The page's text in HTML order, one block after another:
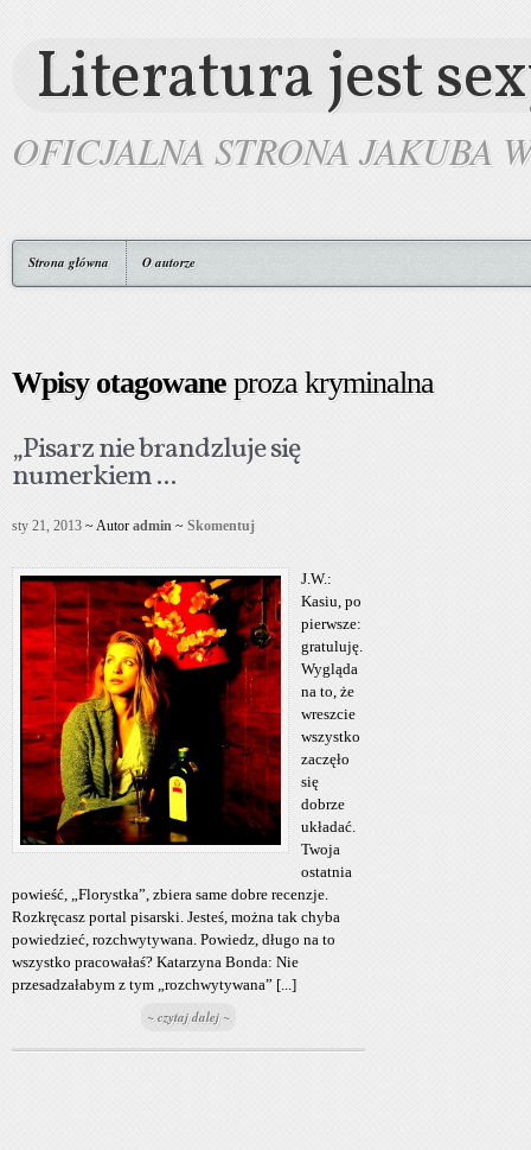
Literatura jest
OFICJALNA STRONA JAKUBA
Strona główna O autorze
Wpisy otagowaneproza kryminalna
„Pisarz nie brandzluje się
numerkiem ...
sty 21, 2013 ~ Autor admin ~ Skomentuj
J.W.:
Kasiu, po
pierwsze:
gratuluję.
Wygląda
na to, że
wreszcie
wszystko
zaczęło
się
dobrze
układać.
Twoja
ostatnia
powieść, „Florystka”, zbiera same dobre recenzje.
Rozkręcasz portal pisarski. Jesteś, można tak chyba
powiedzieć, rozchwytywana. Powiedz, długo na to
wszystko pracowałaś? Katarzyna Bonda: Nie
przesadzałabym z tym „rozchwytywana” [...]
~ czytaj dalej ~